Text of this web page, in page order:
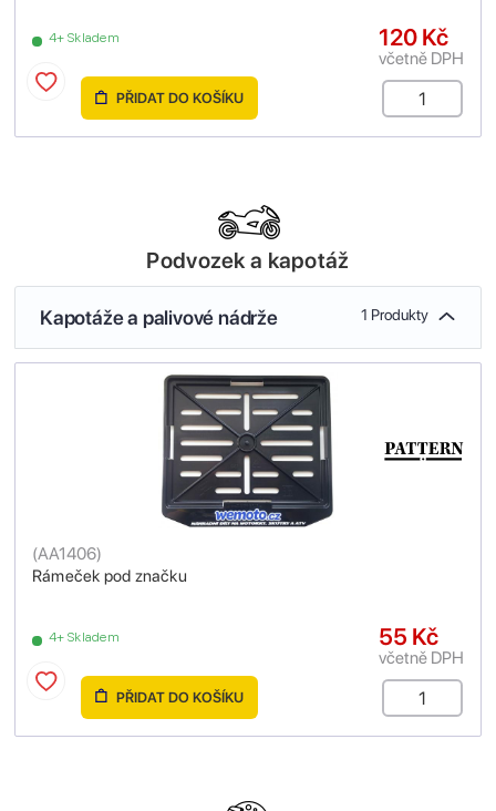
4+ Skladem 120 Kč
včetně DPH
PŘIDAT DO KOŠÍKU
Podvozek a kapotáž
Kapotáže a palivové nádrže 1 Produkty
Rámeček pod značku
(AA1406)
4+ Skladem 55 Kč
včetně DPH
PŘIDAT DO KOŠÍKU